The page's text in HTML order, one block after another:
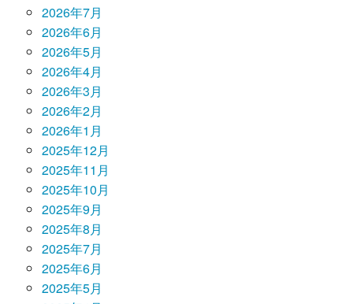
2026年7月
2026年6月
2026年5月
2026年4月
2026年3月
2026年2月
2026年1月
2025年12月
2025年11月
2025年10月
2025年9月
2025年8月
2025年7月
2025年6月
2025年5月